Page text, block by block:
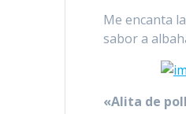
Me encanta
sabor a
«Alita de